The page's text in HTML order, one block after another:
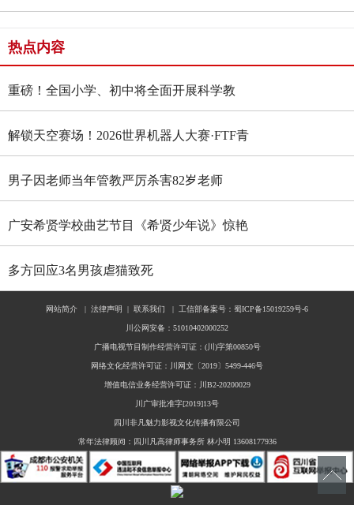
热点内容
重磅！全国小学、初中将全面开展科学教
育“做中学”领航行动
解锁天空赛场！2026世界机器人大赛·FTF青
少年无人机大赛四川选拔赛燃情启幕
男子因老师当年管教严厉杀害82岁老师
广安希贤学校曲艺节目《希贤少年说》惊艳
全国舞台 斩获国家级殊荣
多方回应3名男孩虐猫致死
网站简介 | 法律声明 | 联系我们 | 工信部备案号：蜀ICP备15019259号-6
川公网安备：51010402000252
广播电视节目制作经营许可证：(川)字第00850号
网络文化经营许可证：川网文〔2019〕5499-446号
增值电信业务经营许可证：川B2-20200029
川广审批准字[2019]13号
四川非凡魅力影视文化传播有限公司
常年法律顾问：四川凡高律师事务所 林小明 13608177936